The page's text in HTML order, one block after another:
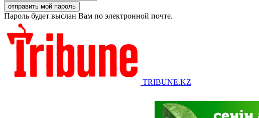
Пароль будет выслан Вам по электронной почте.
TRIBUNE.KZ